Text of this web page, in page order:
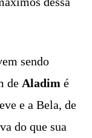
sendo
de Aladim é
e a Bela, de
do que sua